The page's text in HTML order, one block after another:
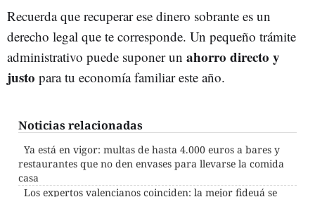
Recuerda que recuperar ese dinero sobrante es un
derecho legal que te corresponde. Un pequeño trámite
administrativo puede suponer un ahorro directo y
justo para tu economía familiar este año.
Noticias relacionadas
Ya está en vigor: multas de hasta 4.000 euros a bares y
restaurantes que no den envases para llevarse la comida
casa
Los expertos valencianos coinciden: la mejor fideuá se